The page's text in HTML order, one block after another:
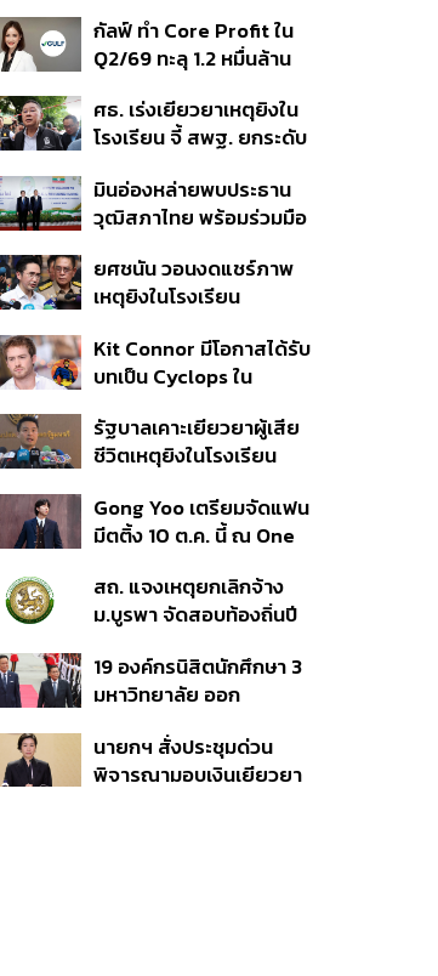
กัลฟ์ ทำ Core Profit ใน
Q2/69 ทะลุ 1.2 หมื่นล้าน
ประวัติการณ์ ตั้งเป้าราย
ได้-EBITDA ปี 69 โต 12-
PPA-โซลาร์ฟาร์มชุมชน
ศธ. เร่งเยียวยาเหตุยิงใน
โรงเรียน จี้ สพฐ. ยกระดับ
ผบ.ตร. สั่งเช็กประวัติผู้ก่อ
เหตุ หลังพบยิงจุดตาย
มินอ่องหล่ายพบประธาน
วุฒิสภาไทย พร้อมร่วมมือ
ข้ามแดน-สารพิษในแม่น้ำ
ยศชนัน วอนงดแชร์ภาพ
เหตุยิงในโรงเรียน
เรียนชั่วคราว-เร่งเยียวยา
จิตใจ
Kit Connor มีโอกาสได้รับ
บทเป็น Cyclops ใน
เวอร์ชันใหม่
รัฐบาลเคาะเยียวยาผู้เสีย
ชีวิตเหตุยิงในโรงเรียน
เหตุในอดีต เข้าเกณฑ์
สาธารณภัย พร้อมเร่งจ่าย
Gong Yoo เตรียมจัดแฟน
มีตติ้ง 10 ต.ค. นี้ ณ One
สถ. แจงเหตุยกเลิกจ้าง
ม.บูรพา จัดสอบท้องถิ่นปี
19 องค์กรนิสิตนักศึกษา 3
มหาวิทยาลัย ออก
รัฐบาลต้อนรับ ‘มิน อ่อง
หล่าย’
นายกฯ สั่งประชุมด่วน
พิจารณามอบเงินเยียวยา